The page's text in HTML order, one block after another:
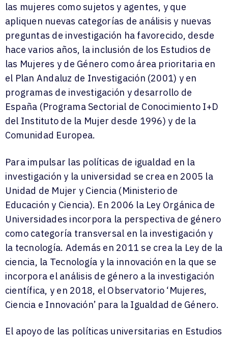
las mujeres como sujetos y agentes, y que
apliquen nuevas categorías de análisis y nuevas
preguntas de investigación ha favorecido, desde
hace varios años, la inclusión de los Estudios de
las Mujeres y de Género como área prioritaria en
el Plan Andaluz de Investigación (2001) y en
programas de investigación y desarrollo de
España (Programa Sectorial de Conocimiento I+D
del Instituto de la Mujer desde 1996) y de la
Comunidad Europea.
Para impulsar las políticas de igualdad en la
investigación y la universidad se crea en 2005 la
Unidad de Mujer y Ciencia (Ministerio de
Educación y Ciencia). En 2006 la Ley Orgánica de
Universidades incorpora la perspectiva de género
como categoría transversal en la investigación y
la tecnología. Además en 2011 se crea la Ley de la
ciencia, la Tecnología y la innovación en la que se
incorpora el análisis de género a la investigación
científica, y en 2018, el Observatorio ‘Mujeres,
Ciencia e Innovación’ para la Igualdad de Género.
El apoyo de las políticas universitarias en Estudios